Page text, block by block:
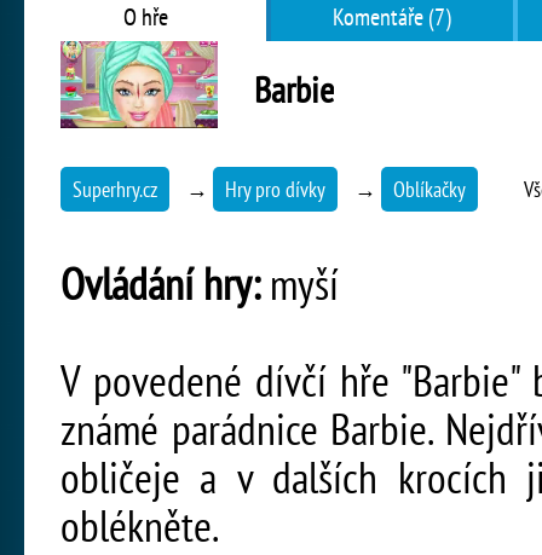
O hře Komentáře (7)
Barbie
Superhry.cz → Hry pro dívky → Oblíkačky
Ovládání hry:myší
V povedené dívčí hře
známé parádnice Barbie.
obličeje a v dalších krocích
oblékněte.